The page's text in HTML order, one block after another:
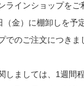
ラインショップをご
金）に棚卸しを予
でのご注文につき
しましては、1週間